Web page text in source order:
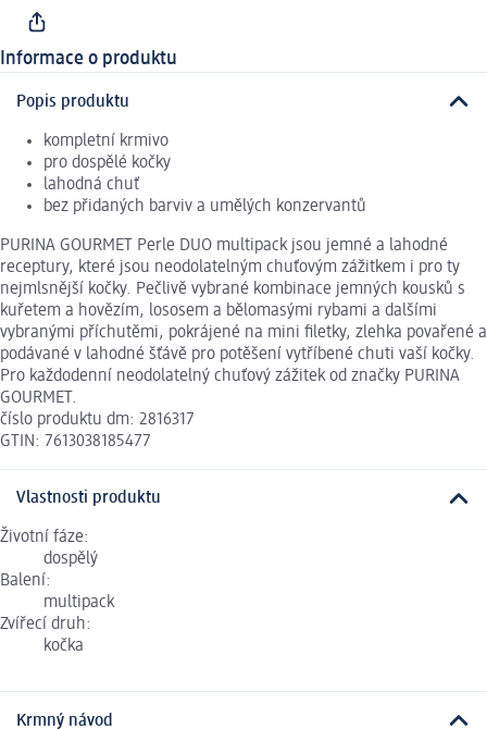
Informace o produktu
Popis produktu
kompletní krmivo
pro dospělé kočky
lahodná chuť
bez přidaných barviv a umělých konzervantů
PURINA GOURMET Perle DUO multipack jsou jemné a lahodné
receptury, které jsou neodolatelným chuťovým zážitkem i pro ty
nejmlsnější kočky. Pečlivě vybrané kombinace jemných kousků s
kuřetem a hovězím, lososem a bělomasými rybami a dalšími
vybranými příchutěmi, pokrájené na mini filetky, zlehka povařené a
podávané v lahodné šťávě pro potěšení vytříbené chuti vaší kočky.
Pro každodenní neodolatelný chuťový zážitek od značky PURINA
GOURMET.
číslo produktu dm: 2816317
GTIN: 7613038185477
Vlastnosti produktu
Životní fáze:
dospělý
Balení:
multipack
Zvířecí druh:
kočka
Krmný návod